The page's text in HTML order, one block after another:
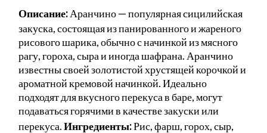
Описание:Аранчино — популярная сицилийская
закуска, состоящая из панированного и жареного
рисового шарика, обычно с начинкой из мясного
рагу, гороха, сыра и иногда шафрана. Аранчино
известны своей золотистой хрустящей корочкой и
ароматной кремовой начинкой. Идеально
подходят для вкусного перекуса в баре, могут
подаваться горячими в качестве закуски или
перекуса.Ингредиенты:Рис, фарш, горох, сыр,